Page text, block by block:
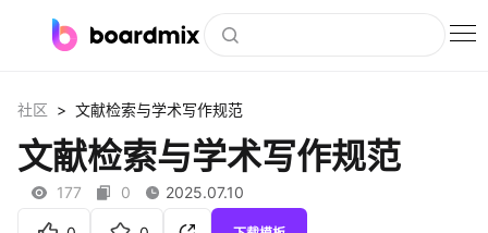
社区资源
下载
社区 > 文献检索与学术写作规范
文献检索与学术写作规范
177 0 2025.07.10